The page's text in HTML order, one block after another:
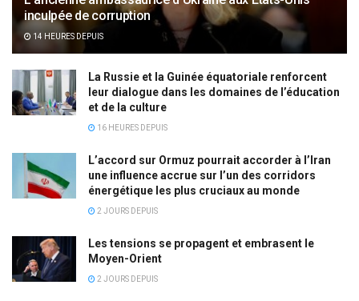
inculpée de corruption
14 HEURES DEPUIS
La Russie et la Guinée équatoriale renforcent
leur dialogue dans les domaines de l’éducation
et de la culture
16 HEURES DEPUIS
L’accord sur Ormuz pourrait accorder à l’Iran
une influence accrue sur l’un des corridors
énergétique les plus cruciaux au monde
2 JOURS DEPUIS
Les tensions se propagent et embrasent le
Moyen-Orient
2 JOURS DEPUIS